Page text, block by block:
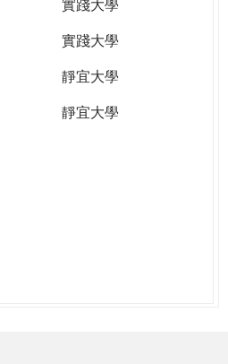
實踐大學
實踐大學
靜宜大學
靜宜大學